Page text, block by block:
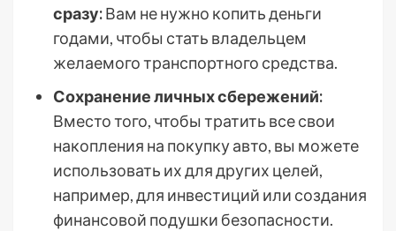
сразу:Вам не нужно копить деньги
годами, чтобы стать владельцем
желаемого транспортного средства.
Сохранение личных сбережений:
Вместо того, чтобы тратить все свои
накопления на покупку авто, вы можете
использовать их для других целей,
например, для инвестиций или создания
финансовой подушки безопасности.